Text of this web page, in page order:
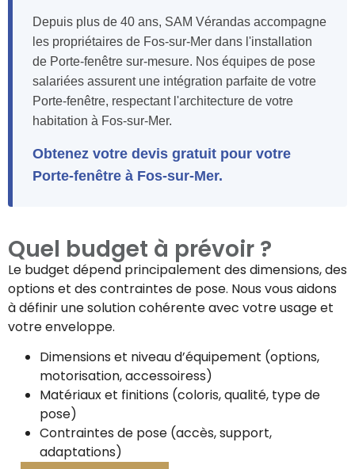
Depuis plus de 40 ans, SAM Vérandas accompagne
les propriétaires de Fos-sur-Mer dans l'installation
de Porte-fenêtre sur-mesure. Nos équipes de pose
salariées assurent une intégration parfaite de votre
Porte-fenêtre, respectant l'architecture de votre
habitation à Fos-sur-Mer.
Obtenez votre devis gratuit pour votre
Porte-fenêtre à Fos-sur-Mer.
Quel budget à prévoir ?
Le budget dépend principalement des dimensions, des
options et des contraintes de pose. Nous vous aidons
à définir une solution cohérente avec votre usage et
votre enveloppe.
Dimensions et niveau d’équipement (options,
motorisation, accessoiress)
Matériaux et finitions (coloris, qualité, type de
pose)
Contraintes de pose (accès, support,
adaptations)